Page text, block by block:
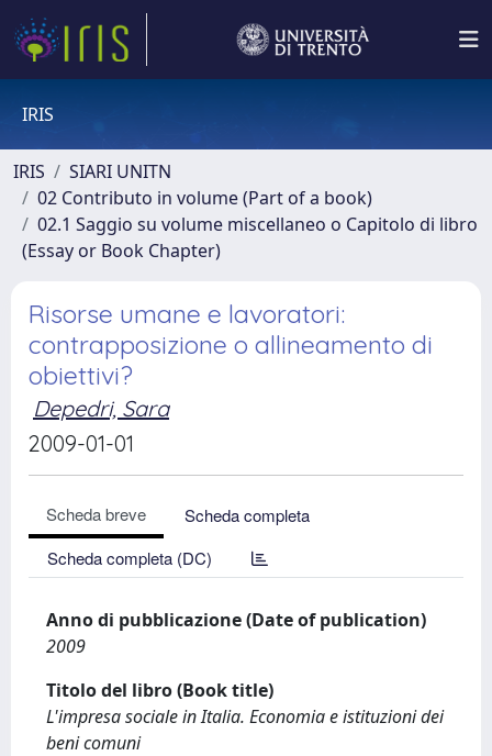
IRIS
IRIS
SIARI UNITN
02 Contributo in volume (Part of a book)
02.1 Saggio su volume miscellaneo o Capitolo di libro
(Essay or Book Chapter)
Risorse umane e lavoratori:
contrapposizione o allineamento di
obiettivi?
Depedri, Sara
2009-01-01
Scheda breve
Scheda completa
Scheda completa (DC)
Anno di pubblicazione (Date of publication)
2009
Titolo del libro (Book title)
L'impresa sociale in Italia. Economia e istituzioni dei
beni comuni